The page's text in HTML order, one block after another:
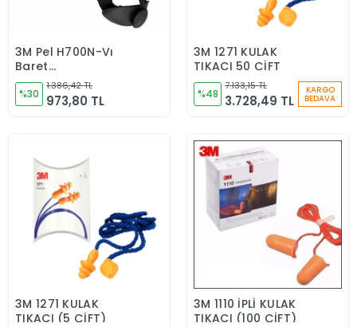
Sepete Ekle
3M Pel H700N-Vı
Baret
Havalandırmalı
Vidalı Uv&#39;Li
Beyaz
%30
1.386,42 TL
973,80 TL
Sepete Ekle
3M 1271 KULAK
TIKACI 50 ÇİFT
%48
7.133,15 TL
3.728,49 TL
KARGO
BEDAVA
Sepete Ekle
3M 1271 KULAK
TIKACI (5 ÇİFT)
Sepete Ekle
3M 1110 İPLİ KULAK
TIKACI (100 ÇİFT)